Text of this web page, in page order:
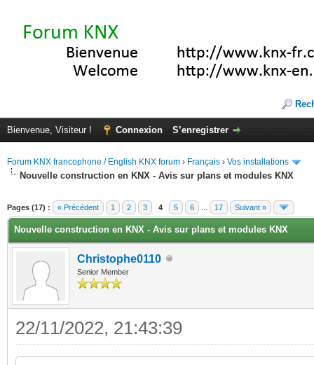
Bienvenue, Visiteur ! Connexion S’enregistrer
Forum KNX francophone / English KNX forum › Français › Vos installations
Nouvelle construction en KNX - Avis sur plans et modules KNX
Pages (17) : « Précédent 1 2 3 4 5 6 17 Suivant »
Nouvelle construction en KNX - Avis sur plans et modules KNX
Christophe0110
Senior Member
22/11/2022, 21:43:39